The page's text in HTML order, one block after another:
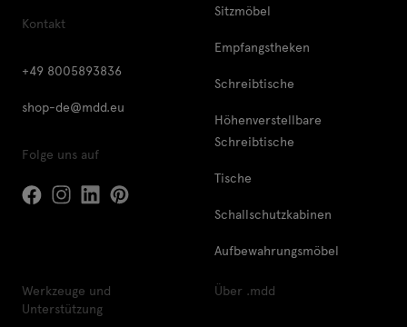
Kontakt
+49 8005893836
shop-de@mdd.eu
Folge uns auf
Sitzmöbel
Empfangstheken
Schreibtische
Höhenverstellbare
Schreibtische
Tische
Schallschutzkabinen
Aufbewahrungsmöbel
Werkzeuge und
Unterstützung
Über .mdd